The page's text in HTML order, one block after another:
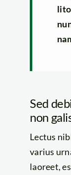
Sed
non
Lectus
varius
laoreet,